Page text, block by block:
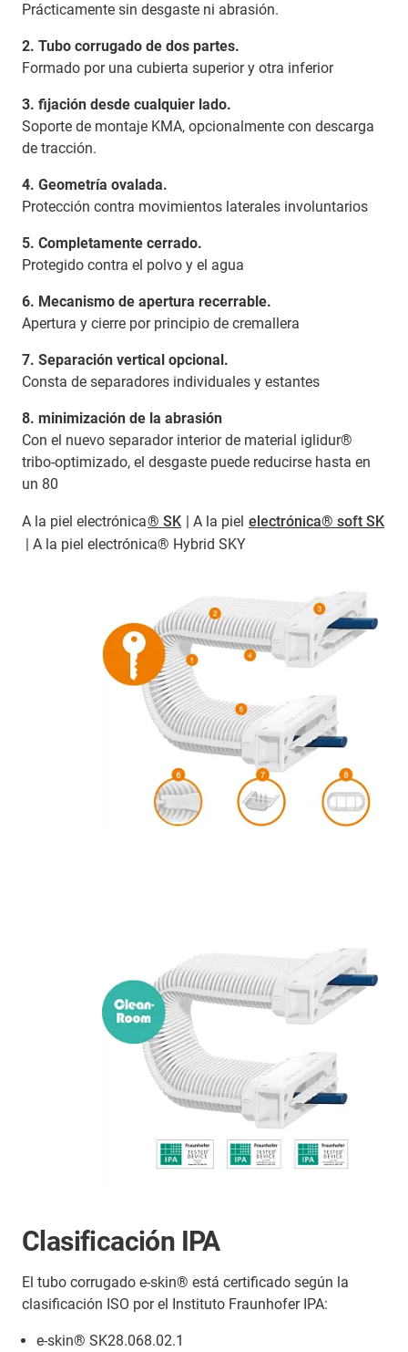
Prácticamente sin desgaste ni abrasión.
2. Tubo corrugado de dos partes.
Formado por una cubierta superior y otra inferior
3. fijación desde cualquier lado.
Soporte de montaje KMA, opcionalmente con descarga
de tracción.
4. Geometría ovalada.
Protección contra movimientos laterales involuntarios
5. Completamente cerrado.
Protegido contra el polvo y el agua
6. Mecanismo de apertura recerrable.
Apertura y cierre por principio de cremallera
7. Separación vertical opcional.
Consta de separadores individuales y estantes
8. minimización de la abrasión
Con el nuevo separador interior de material iglidur®
tribo-optimizado, el desgaste puede reducirse hasta en
un 80
A la piel electrónica​​​​​​​® SK | A la piel electrónica® soft SK
| A la piel electrónica® Hybrid SKY​​​​​​​
Clasificación IPA
El tubo corrugado e-skin® está certificado según la
clasificación ISO por el Instituto Fraunhofer IPA:
e-skin® SK28.068.02.1